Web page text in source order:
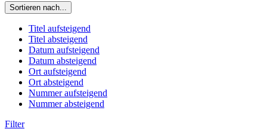
Sortieren nach...
Titel aufsteigend
Titel absteigend
Datum aufsteigend
Datum absteigend
Ort aufsteigend
Ort absteigend
Nummer aufsteigend
Nummer absteigend
Filter